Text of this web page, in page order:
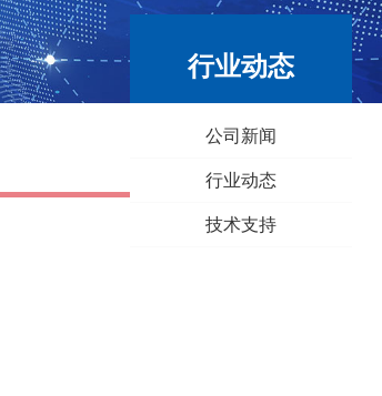
行业动态
公司新闻
行业动态
技术支持